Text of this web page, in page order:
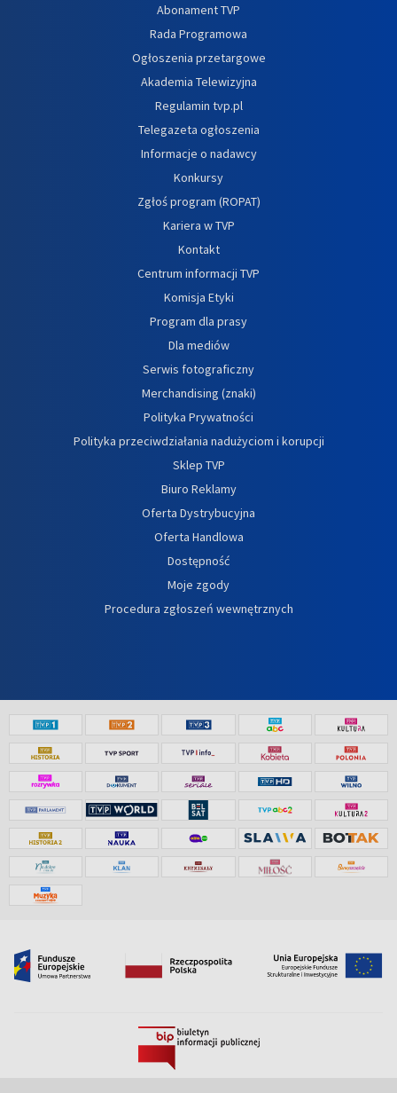
Abonament TVP
Rada Programowa
Ogłoszenia przetargowe
Akademia Telewizyjna
Regulamin tvp.pl
Telegazeta ogłoszenia
Informacje o nadawcy
Konkursy
Zgłoś program (ROPAT)
Kariera w TVP
Kontakt
Centrum informacji TVP
Komisja Etyki
Program dla prasy
Dla mediów
Serwis fotograficzny
Merchandising (znaki)
Polityka Prywatności
Polityka przeciwdziałania nadużyciom i korupcji
Sklep TVP
Biuro Reklamy
Oferta Dystrybucyjna
Oferta Handlowa
Dostępność
Moje zgody
Procedura zgłoszeń wewnętrznych